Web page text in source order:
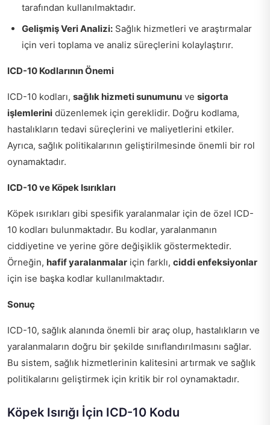
tarafından kullanılmaktadır.
Gelişmiş Veri Analizi: Sağlık hizmetleri ve araştırmalar
için veri toplama ve analiz süreçlerini kolaylaştırır.
ICD-10 Kodlarının Önemi
ICD-10 kodları, sağlık hizmeti sunumunu ve sigorta
işlemlerini düzenlemek için gereklidir. Doğru kodlama,
hastalıkların tedavi süreçlerini ve maliyetlerini etkiler.
Ayrıca, sağlık politikalarının geliştirilmesinde önemli bir rol
oynamaktadır.
ICD-10 ve Köpek Isırıkları
Köpek ısırıkları gibi spesifik yaralanmalar için de özel ICD-
10 kodları bulunmaktadır. Bu kodlar, yaralanmanın
ciddiyetine ve yerine göre değişiklik göstermektedir.
Örneğin, hafif yaralanmalar için farklı, ciddi enfeksiyonlar
için ise başka kodlar kullanılmaktadır.
Sonuç
ICD-10, sağlık alanında önemli bir araç olup, hastalıkların ve
yaralanmaların doğru bir şekilde sınıflandırılmasını sağlar.
Bu sistem, sağlık hizmetlerinin kalitesini artırmak ve sağlık
politikalarını geliştirmek için kritik bir rol oynamaktadır.
Köpek Isırığı İçin ICD-10 Kodu